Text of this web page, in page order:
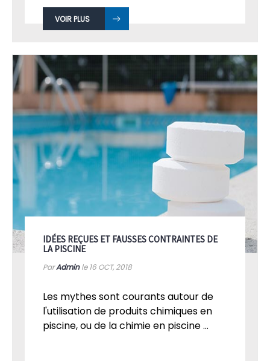
VOIR PLUS
IDÉES REÇUES ET FAUSSES CONTRAINTES DE
LA PISCINE
ParAdminle 16 OCT, 2018
Les mythes sont courants autour de
l'utilisation de produits chimiques en
piscine, ou de la chimie en piscine ...